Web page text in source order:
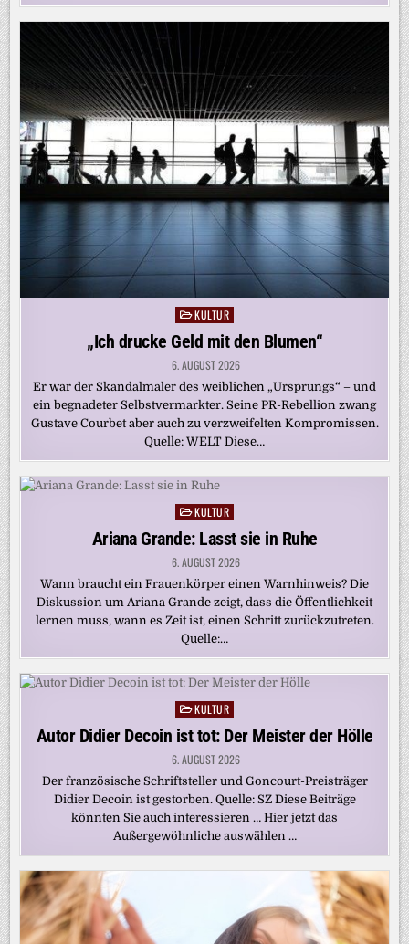
Posted
in
KULTUR
„Ich drucke Geld mit den Blumen“
6. AUGUST 2026
Er war der Skandalmaler des weiblichen „Ursprungs“ – und
ein begnadeter Selbstvermarkter. Seine PR-Rebellion zwang
Gustave Courbet aber auch zu verzweifelten Kompromissen.
Quelle: WELT Diese…
Posted
in
KULTUR
Ariana Grande: Lasst sie in Ruhe
6. AUGUST 2026
Wann braucht ein Frauenkörper einen Warnhinweis? Die
Diskussion um Ariana Grande zeigt, dass die Öffentlichkeit
lernen muss, wann es Zeit ist, einen Schritt zurückzutreten.
Quelle:…
Posted
in
KULTUR
Autor Didier Decoin ist tot: Der Meister der Hölle
6. AUGUST 2026
Der französische Schriftsteller und Goncourt-Preisträger
Didier Decoin ist gestorben. Quelle: SZ Diese Beiträge
könnten Sie auch interessieren … Hier jetzt das
Außergewöhnliche auswählen …